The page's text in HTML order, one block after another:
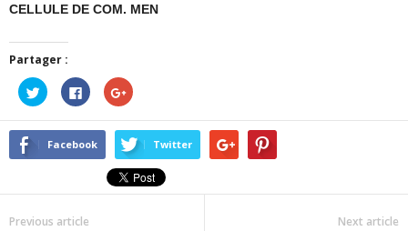
CELLULE DE COM. MEN
Partager :
Cliquez
pour
partager
sur
Twitter(ouvre
dans
Cliquez
pour
partager
sur
Facebook(ouvre
dans
nouvelle
fenêtre)
Cliquez
pour
sur
Google+
(ouvre
dans
une
nouvelle
fenêtre)
Facebook Twitter
Previous article Next article